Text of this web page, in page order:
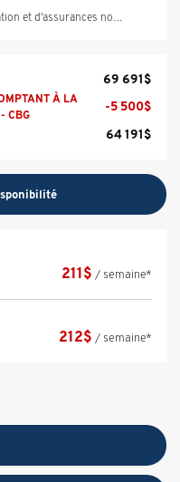
TPS + TVQ, frais d'immatriculation et d'assurances non inclus.
69 691$
À LA
CBG
-5 500$
64 191$
211$ / semaine*
212$ / semaine*